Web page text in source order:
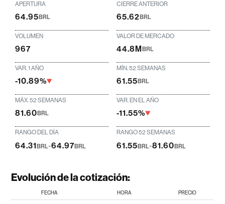
APERTURA
64.95BRL
CIERRE ANTERIOR
65.62BRL
VOLUMEN
967
VALOR DE MERCADO
44.8MBRL
VAR. 1 AÑO
-10.89%
MÍN. 52 SEMANAS
61.55BRL
MÁX. 52 SEMANAS
81.60BRL
VAR. EN EL AÑO
-11.55%
RANGO DEL DÍA
64.31BRL-64.97BRL
RANGO 52 SEMANAS
61.55 BRL-81.60 BRL
Evolución de la cotización:
FECHA HORA PRECIO